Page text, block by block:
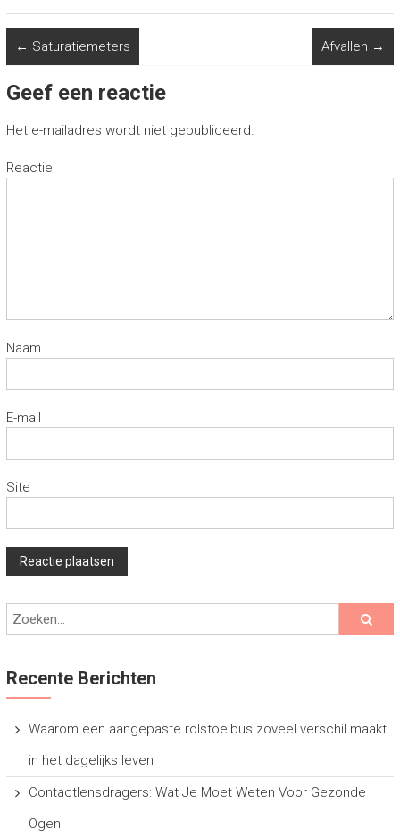
← Saturatiemeters Afvallen →
Geef een reactie
Het e-mailadres wordt niet gepubliceerd.
Reactie
Naam
E-mail
Site
Recente Berichten
Waarom een aangepaste rolstoelbus zoveel verschil maakt
in het dagelijks leven
Contactlensdragers: Wat Je Moet Weten Voor Gezonde
Ogen